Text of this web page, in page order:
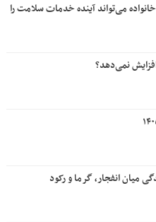
می‌تواند آینده خدمات سلامت را
نمی‌دهد؟
میان انفجار، گرما و رکود